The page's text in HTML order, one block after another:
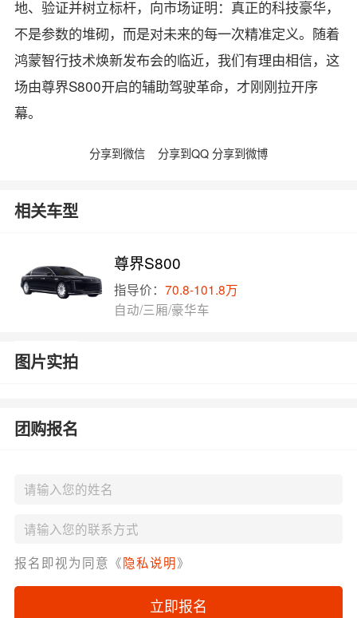
地、验证并树立标杆，向市场证明：真正的科技豪华，
不是参数的堆砌，而是对未来的每一次精准定义。随着
鸿蒙智行技术焕新发布会的临近，我们有理由相信，这
场由尊界S800开启的辅助驾驶革命，才刚刚拉开序
幕。
分享到微信 分享到QQ 分享到微博
相关车型
尊界S800
指导价：70.8-101.8万
自动/三厢/豪华车
图片实拍
团购报名
报名即视为同意《隐私说明》
立即报名